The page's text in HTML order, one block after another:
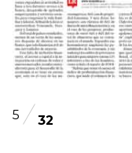
5 32